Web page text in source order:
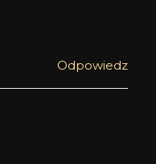
Odpowiedz